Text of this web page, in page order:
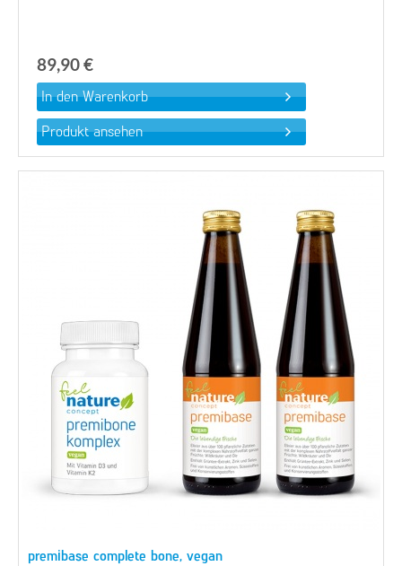
89,90 €
Produkt ansehen
premibase complete bone, vegan